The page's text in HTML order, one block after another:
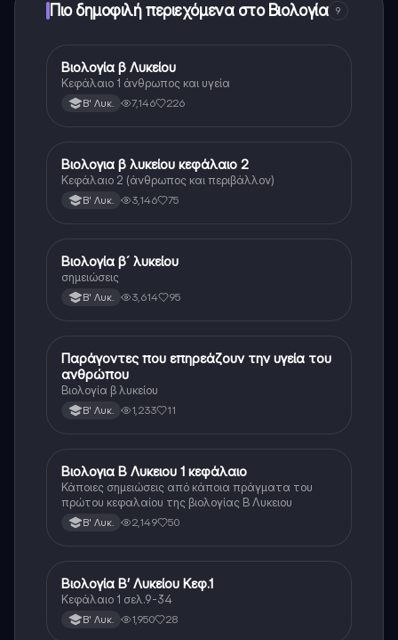
Πιο δημοφιλή περιεχόμενα στο Βιολογία 9
Βιολογία
Βιολογία β Λυκείου
Κεφάλαιο 1 άνθρωπος και υγεία
Β' Λυκ. 7,146 226
Βιολογία
Βιολογια β λυκείου κεφάλαιο 2
Κεφάλαιο 2 (άνθρωπος και περιβάλλον)
Β' Λυκ. 3,146 75
Βιολογία
Βιολογία β´ λυκείου
σημειώσεις
Β' Λυκ. 3,614 95
Βιολογία
Παράγοντες που επηρεάζουν την υγεία του
ανθρώπου
Βιολογία β λυκείου
Β' Λυκ. 1,233 11
Βιολογία
Βιολογια Β Λυκειου 1 κεφάλαιο
Κάποιες σημειώσεις από κάποια πράγματα του
πρώτου κεφαλαίου της βιολογίας Β Λυκειου
Β' Λυκ. 2,149 50
Βιολογία
Βιολογία Β’ Λυκείου Κεφ.1
Κεφάλαιο 1 σελ.9-34
Β' Λυκ. 1,950 28